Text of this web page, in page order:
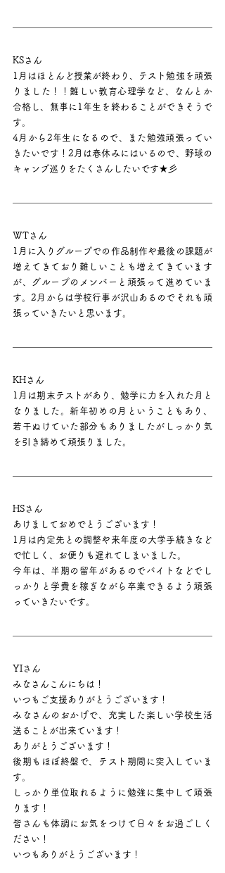
KSさん
1月はほとんど授業が終わり、テスト勉強を頑張
りました！！難しい教育心理学など、なんとか
合格し、無事に1年生を終わることができそうで
す。
4月から2年生になるので、また勉強頑張ってい
きたいです！2月は春休みにはいるので、野球の
キャンプ巡りをたくさんしたいです★彡
WTさん
1月に入りグループでの作品制作や最後の課題が
増えてきており難しいことも増えてきています
が、グループのメンバーと頑張って進めていま
す。2月からは学校行事が沢山あるのでそれも頑
張っていきたいと思います。
KHさん
1月は期末テストがあり、勉学に力を入れた月と
なりました。新年初めの月ということもあり、
若干ぬけていた部分もありましたがしっかり気
を引き締めて頑張りました。
HSさん
あけましておめでとうございます！
1月は内定先との調整や来年度の大学手続きなど
で忙しく、お便りも遅れてしまいました。
今年は、半期の留年があるのでバイトなどでし
っかりと学費を稼ぎながら卒業できるよう頑張
っていきたいです。
YIさん
みなさんこんにちは！
いつもご支援ありがとうございます！
みなさんのおかげで、充実した楽しい学校生活
送ることが出来ています！
ありがとうございます！
後期もほぼ終盤で、テスト期間に突入していま
す。
しっかり単位取れるように勉強に集中して頑張
ります！
皆さんも体調にお気をつけて日々をお過ごしく
ださい！
いつもありがとうございます！